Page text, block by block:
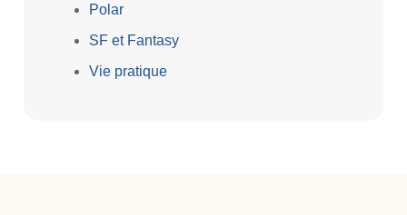
Polar
SF et Fantasy
Vie pratique